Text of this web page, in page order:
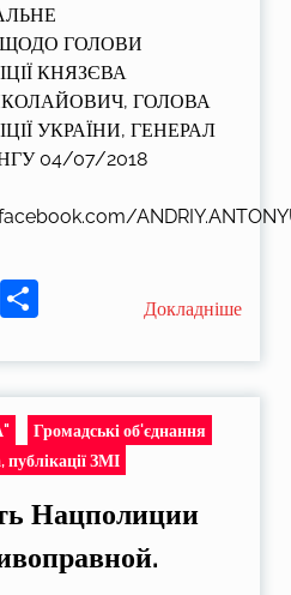
ГОЛОВИ
КНЯЗЄВА
ГОЛОВА
УКРАЇНИ, ГЕНЕРАЛ
04/07/2018
Telegram
Поділитися
Докладніше
Громадські об'єднання
ЗМІ
Нацполиции